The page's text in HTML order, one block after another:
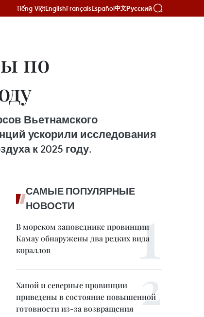
Tiếng ViệtEnglishFrançaisEspañol中文Русский
по
Вьетнамского
ускорили исследования
к 2025 году.
САМЫЕ ПОПУЛЯРНЫЕ
НОВОСТИ
В морском заповеднике провинции
Камау обнаружены два редких вида
кораллов
Ханой и северные провинции
приведены в состояние повышенной
готовности из-за возвращения